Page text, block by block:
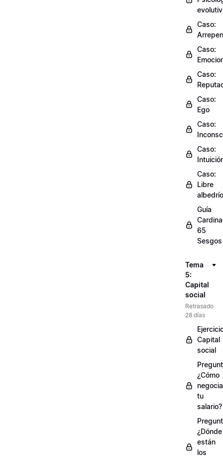
Caso:
Caso:
Caso:
Caso:
Ego
Caso:
Caso:
Caso:
Libre
albedrío
Guía
65
Sesgos
Tema
5:
Capital
social
Retrasado
28 días
Capital
social
¿Cómo
tu
salario?
¿Dónde
están
los